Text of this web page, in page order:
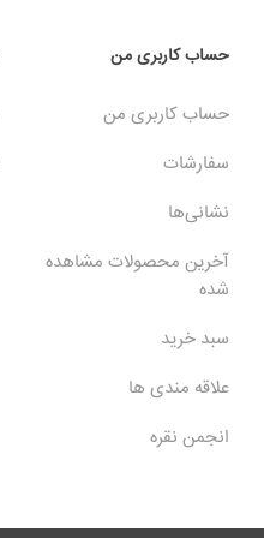
حساب کاربری من
حساب کاربری من
سفارشات
نشانی‌ها
آخرین محصولات مشاهده
شده
سبد خرید
علاقه مندی ها
انجمن نقره